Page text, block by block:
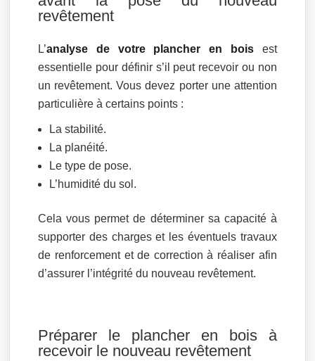
revêtement
L’analyse de votre plancher en boisest
essentielle pour définir s’il peut recevoir ou non
un revêtement. Vous devez porter une attention
particulière à certains points :
La stabilité.
La planéité.
Le type de pose.
L’humidité du sol.
Cela vous permet de déterminer sa capacité à
supporter des charges et les éventuels travaux
de renforcement et de correction à réaliser afin
d’assurer l’intégrité du nouveau revêtement.
Préparer le plancher en bois à
recevoir le nouveau revêtement